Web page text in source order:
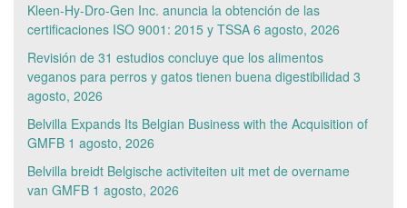
Kleen-Hy-Dro-Gen Inc. anuncia la obtención de las
certificaciones ISO 9001: 2015 y TSSA 6 agosto, 2026
Revisión de 31 estudios concluye que los alimentos
veganos para perros y gatos tienen buena digestibilidad 3
agosto, 2026
Belvilla Expands Its Belgian Business with the Acquisition of
GMFB 1 agosto, 2026
Belvilla breidt Belgische activiteiten uit met de overname
van GMFB 1 agosto, 2026